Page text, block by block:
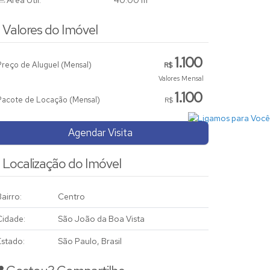
Valores do Imóvel
R$1.100
de Aluguel (Mensal)
Valores Mensal
R$ 1.100
de Locação (Mensal)
Agendar Visita
Localização do Imóvel
Centro
São João da Boa Vista
São Paulo, Brasil